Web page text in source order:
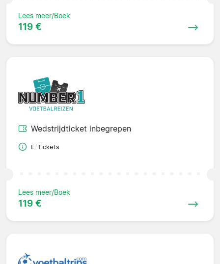
Lees meer/Boek
119 €
Wedstrijdticket inbegrepen
E-Tickets
Lees meer/Boek
119 €